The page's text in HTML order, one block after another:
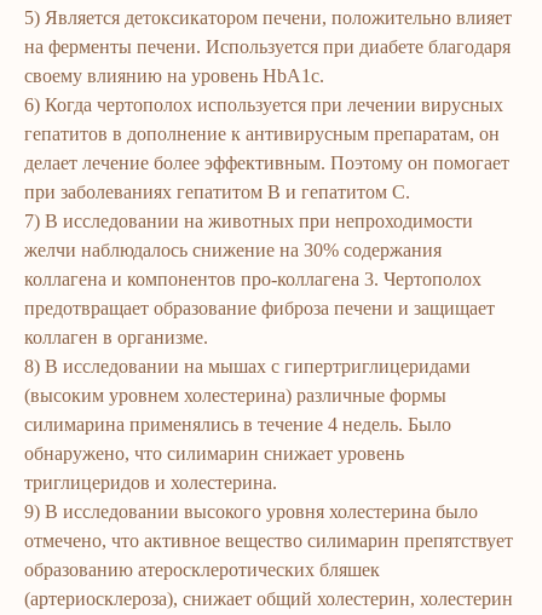
5) Является детоксикатором печени, положительно влияет
на ферменты печени. Используется при диабете благодаря
своему влиянию на уровень HbA1c.
6) Когда чертополох используется при лечении вирусных
гепатитов в дополнение к антивирусным препаратам, он
делает лечение более эффективным. Поэтому он помогает
при заболеваниях гепатитом В и гепатитом С.
7) В исследовании на животных при непроходимости
желчи наблюдалось снижение на 30% содержания
коллагена и компонентов про-коллагена 3. Чертополох
предотвращает образование фиброза печени и защищает
коллаген в организме.
8) В исследовании на мышах с гипертриглицеридами
(высоким уровнем холестерина) различные формы
силимарина применялись в течение 4 недель. Было
обнаружено, что силимарин снижает уровень
триглицеридов и холестерина.
9) В исследовании высокого уровня холестерина было
отмечено, что активное вещество силимарин препятствует
образованию атеросклеротических бляшек
(артериосклероза), снижает общий холестерин, холестерин
ERSAG
Kompaniya haqida
Marketing
hamkorsayti
Badlar va vitaminlar
Yuz va tana uchun